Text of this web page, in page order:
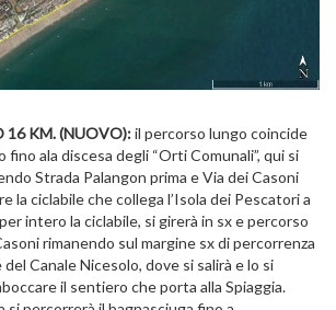
16 KM. (NUOVO):il percorso lungo coincide
fino ala discesa degli “Orti Comunali”, qui si
Strada Palangon prima e Via dei Casoni
la ciclabile che collega l’Isola dei Pescatori a
intero la ciclabile, si girerà in sx e percorso
rimanendo sul margine sx di percorrenza
del Canale Nicesolo, dove si salirà e lo si
il sentiero che porta alla Spiaggia.